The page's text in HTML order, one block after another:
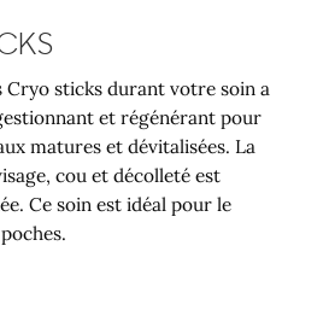
Cryo sticks durant votre soin a
et régénérant pour
matures et dévitalisées. La
cou et décolleté est
Ce soin est idéal pour le